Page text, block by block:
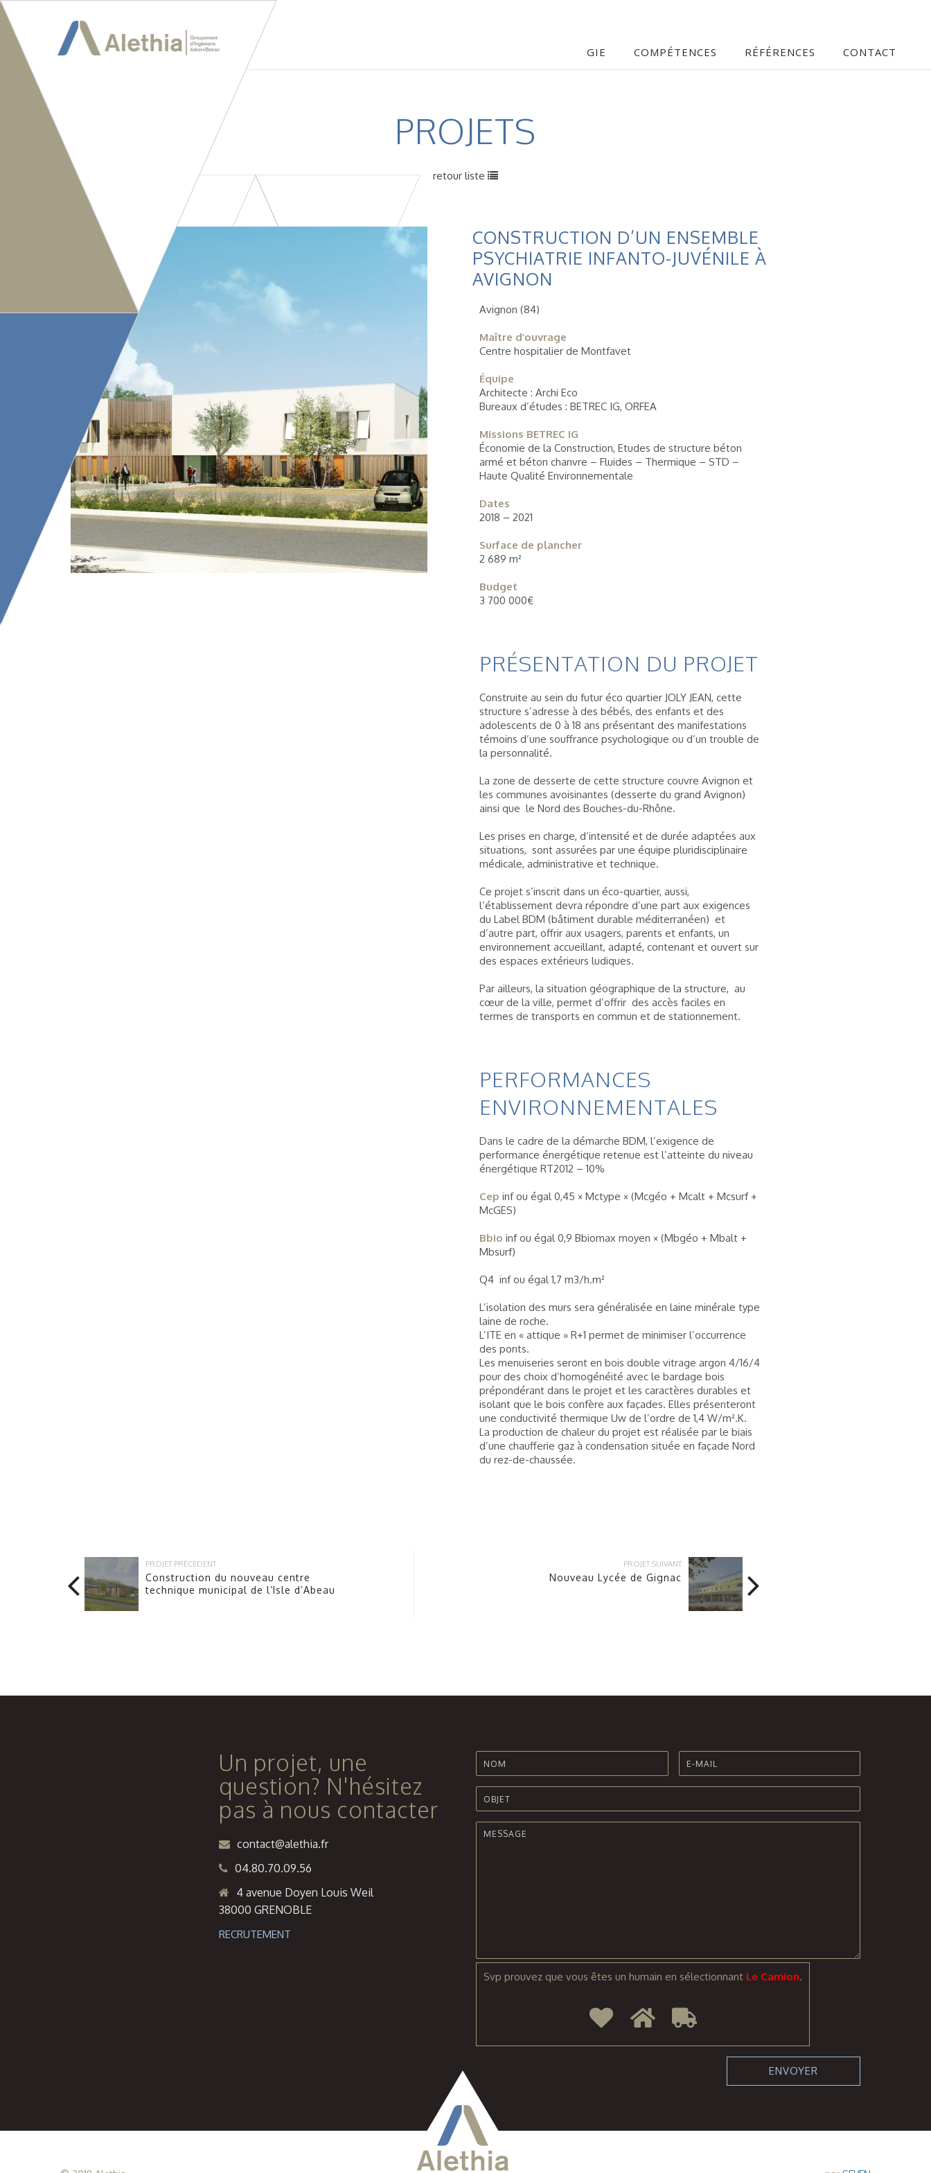
GIE COMPÉTENCES RÉFÉRENCES CONTACT
PROJETS
retour liste
CONSTRUCTION D’UN ENSEMBLE
PSYCHIATRIE INFANTO-JUVÉNILE À
AVIGNON
Avignon (84)
Maître d’ouvrage
Centre hospitalier de Montfavet
Équipe
Architecte : Archi Eco
Bureaux d’études : BETREC IG, ORFEA
Missions BETREC IG
Économie de la Construction, Etudes de structure béton
armé et béton chanvre – Fluides – Thermique – STD –
Haute Qualité Environnementale
Dates
2018 – 2021
Surface de plancher
2 689 m²
Budget
3 700 000€
PRÉSENTATION DU PROJET
Construite au sein du futur éco quartier JOLY JEAN, cette
structure s’adresse à des bébés, des enfants et des
adolescents de 0 à 18 ans présentant des manifestations
témoins d’une souffrance psychologique ou d’un trouble de
la personnalité.
La zone de desserte de cette structure couvre Avignon et
les communes avoisinantes (desserte du grand Avignon)
ainsi que le Nord des Bouches-du-Rhône.
Les prises en charge, d’intensité et de durée adaptées aux
situations, sont assurées par une équipe pluridisciplinaire
médicale, administrative et technique.
Ce projet s’inscrit dans un éco-quartier, aussi,
l’établissement devra répondre d’une part aux exigences
du Label BDM (bâtiment durable méditerranéen) et
d’autre part, offrir aux usagers, parents et enfants, un
environnement accueillant, adapté, contenant et ouvert sur
des espaces extérieurs ludiques.
Par ailleurs, la situation géographique de la structure, au
cœur de la ville, permet d’offrir des accès faciles en
termes de transports en commun et de stationnement.
PERFORMANCES
ENVIRONNEMENTALES
Dans le cadre de la démarche BDM, l’exigence de
performance énergétique retenue est l’atteinte du niveau
énergétique RT2012 – 10%
Cep inf ou égal 0,45 × Mctype × (Mcgéo + Mcalt + Mcsurf +
McGES)
Bbio inf ou égal 0,9 Bbiomax moyen × (Mbgéo + Mbalt +
Mbsurf)
Q4 inf ou égal 1,7 m3/h.m²
L’isolation des murs sera généralisée en laine minérale type
laine de roche.
L’ITE en « attique » R+1 permet de minimiser l’occurrence
des ponts.
Les menuiseries seront en bois double vitrage argon 4/16/4
pour des choix d’homogénéité avec le bardage bois
prépondérant dans le projet et les caractères durables et
isolant que le bois confère aux façades. Elles présenteront
une conductivité thermique Uw de l’ordre de 1,4 W/m².K.
La production de chaleur du projet est réalisée par le biais
d’une chaufferie gaz à condensation située en façade Nord
du rez-de-chaussée.
PROJET PRÉCÉDENT
Construction du nouveau centre
technique municipal de l’Isle d’Abeau
PROJET SUIVANT
Nouveau Lycée de Gignac
Un projet, une
question? N'hésitez
pas à nous contacter
contact@alethia.fr
04.80.70.09.56
4 avenue Doyen Louis Weil
38000 GRENOBLE
RECRUTEMENT
Svp prouvez que vous êtes un humain en sélectionnant Le Camion.